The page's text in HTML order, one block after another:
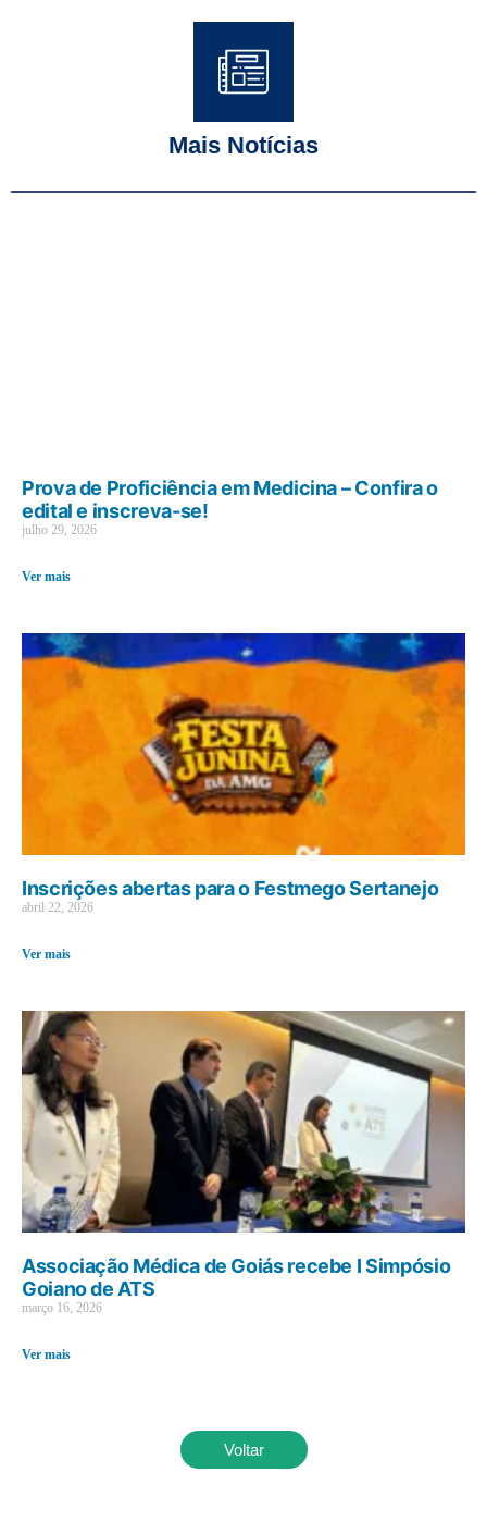
Mais Notícias
Prova de Proficiência em Medicina – Confira o
edital e inscreva-se!
julho 29, 2026
Ver mais
Inscrições abertas para o Festmego Sertanejo
abril 22, 2026
Ver mais
Associação Médica de Goiás recebe I Simpósio
Goiano de ATS
março 16, 2026
Ver mais
Voltar